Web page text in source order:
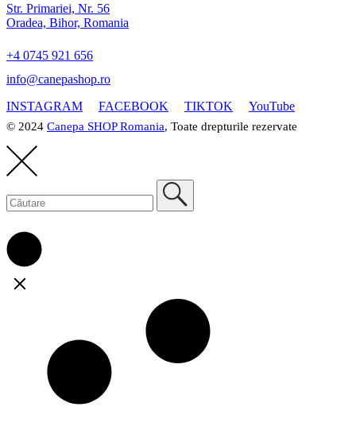
Str. Primariei, Nr. 56
Oradea, Bihor, Romania
+4 0745 921 656
info@canepashop.ro
INSTAGRAM
FACEBOOK TIKTOK YouTube
© 2024 Canepa SHOP Romania, Toate drepturile rezervate